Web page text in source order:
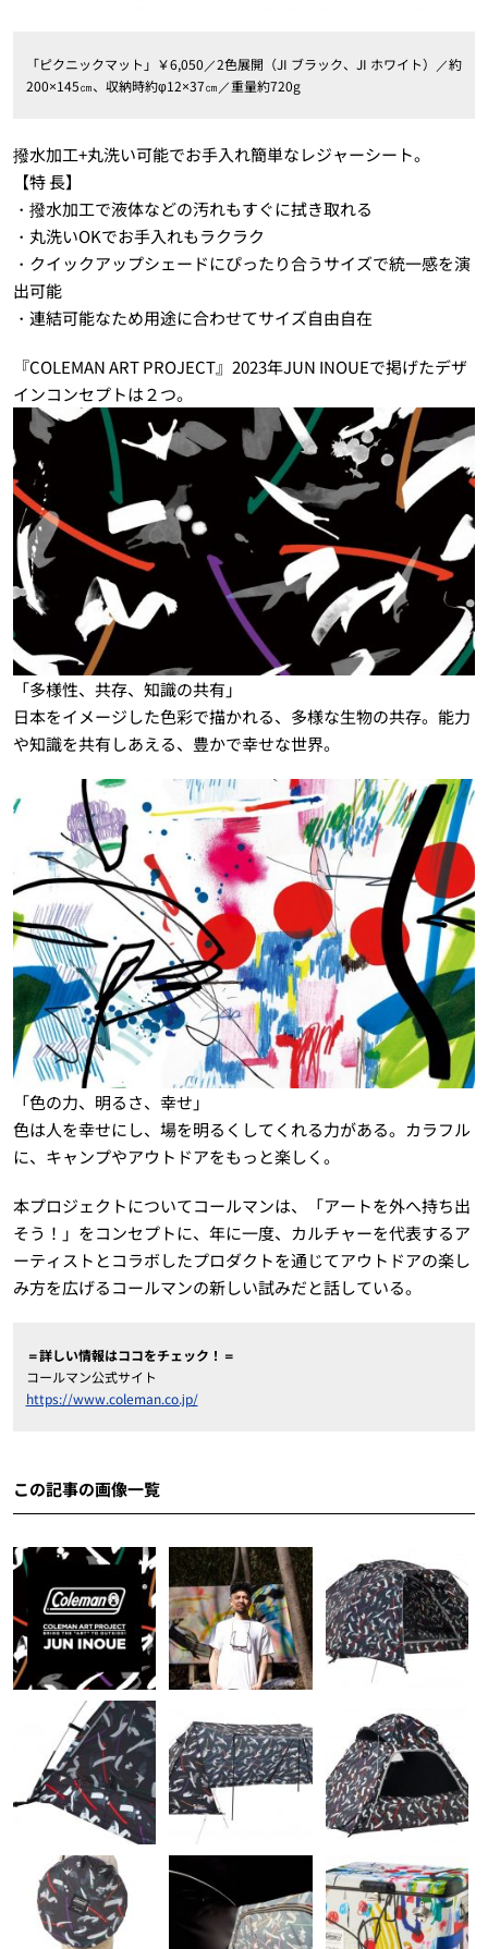
「ピクニックマット」￥6,050／2色展開（JI ブラック、JI ホワイト）／約
200×145㎝、収納時約φ12×37㎝／重量約720g
撥水加工+丸洗い可能でお手入れ簡単なレジャーシート。
【特 長】
・撥水加工で液体などの汚れもすぐに拭き取れる
・丸洗いOKでお手入れもラクラク
・クイックアップシェードにぴったり合うサイズで統一感を演
出可能
・連結可能なため用途に合わせてサイズ自由自在
『COLEMAN ART PROJECT』2023年JUN INOUEで掲げたデザ
インコンセプトは２つ。
「多様性、共存、知識の共有」
日本をイメージした色彩で描かれる、多様な生物の共存。能力
や知識を共有しあえる、豊かで幸せな世界。
「色の力、明るさ、幸せ」
色は人を幸せにし、場を明るくしてくれる力がある。カラフル
に、キャンプやアウトドアをもっと楽しく。
本プロジェクトについてコールマンは、「アートを外へ持ち出
そう！」をコンセプトに、年に一度、カルチャーを代表するア
ーティストとコラボしたプロダクトを通じてアウトドアの楽し
み方を広げるコールマンの新しい試みだと話している。
＝詳しい情報はココをチェック！＝
コールマン公式サイト
https://www.coleman.co.jp/
この記事の画像一覧